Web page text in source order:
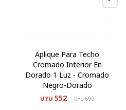
Aplique Para Techo
Cromado Interior En
Dorado 1 Luz - Cromado
Negro-Dorado
UYU 552 UYU690